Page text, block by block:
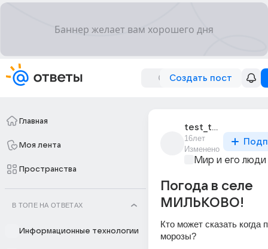
Создать пост
Главная
Моя лента
Пространства
В ТОПЕ НА ОТВЕТАХ
Информационные технологии
test_test_179
16лет
Изменено
Мир и его люди
Погода в селе
МИЛЬКОВО!
Кто может сказать когда
морозы?